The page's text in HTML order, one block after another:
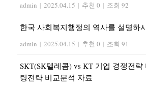
admin | 2025.04.15 | 추천 0 | 조회 92
한국 사회복지행정의 역사를 설명하
admin | 2025.04.15 | 추천 0 | 조회 91
SKT(SK텔레콤) vs KT 기업 경쟁전략
팅전략 비교분석 자료